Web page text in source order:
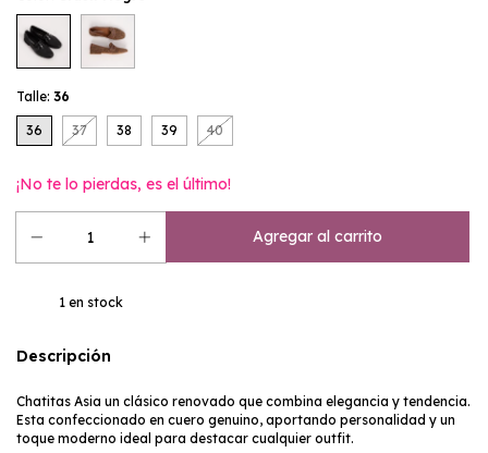
Talle: 36
36 37 38 39 40
¡No te lo pierdas, es el último!
1 en stock
Descripción
Chatitas Asia un clásico renovado que combina elegancia y tendencia.
Esta confeccionado en cuero genuino, aportando personalidad y un
toque moderno ideal para destacar cualquier outfit.